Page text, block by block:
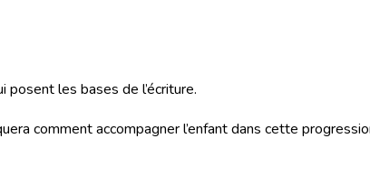
posent les bases de l’écriture.
comment accompagner l’enfant dans cette